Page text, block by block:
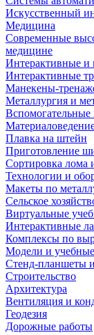
Искусственный
Медицина
Современные
медицине
Интерактивные и
Интерактивные
Манекены-
Металлургия и
Вспомогательные
Плавка на штейн
Приготовление
Сортировка лома
Технологии и
Макеты по
Сельское
Виртуальные
Интерактивные
Комплексы по
Модели и
Стенд-планшеты
Строительство
Архитектура
Вентиляция и
Геодезия
Дорожные работы